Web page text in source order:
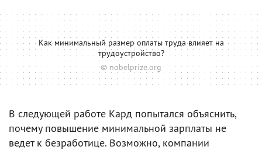
Как минимальный размер оплаты труда влияет на
трудоустройство?
© nobelprize.org
В следующей работе Кард попытался объяснить,
почему повышение минимальной зарплаты не
ведет к безработице. Возможно, компании